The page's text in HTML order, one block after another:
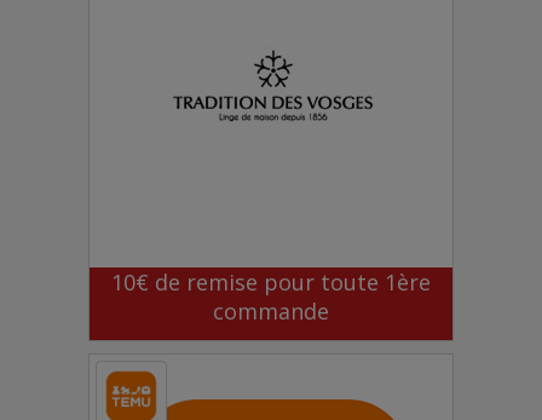
10€ de remise pour toute 1ère
commande